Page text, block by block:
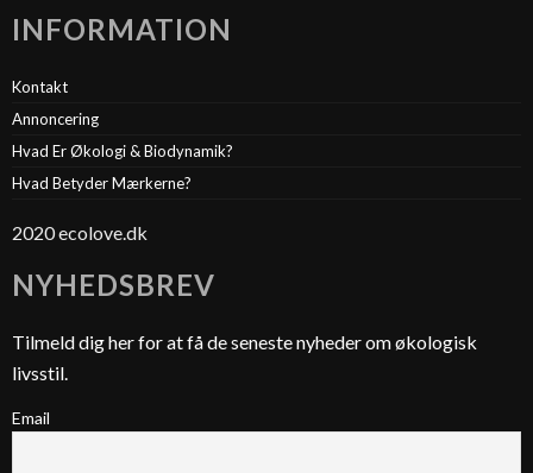
INFORMATION
Kontakt
Annoncering
Hvad Er Økologi & Biodynamik?
Hvad Betyder Mærkerne?
2020 ecolove.dk
NYHEDSBREV
Tilmeld dig her for at få de seneste nyheder om økologisk
livsstil.
Email